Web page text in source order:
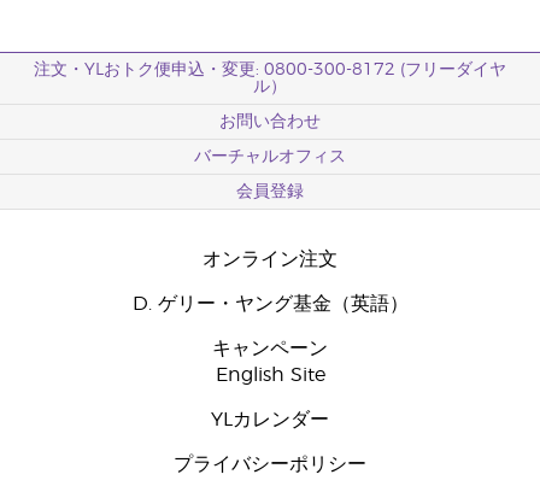
注文・YLおトク便申込・変更: 0800-300-8172 (フリーダイヤ
ル）
お問い合わせ
バーチャルオフィス
会員登録
オンライン注文
D. ゲリー・ヤング基金（英語）
キャンペーン
English Site
YLカレンダー
プライバシーポリシー